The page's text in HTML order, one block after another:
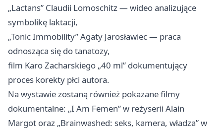
„Lactans” Claudii Lomoschitz — wideo analizujące
symbolikę laktacji,
„Tonic Immobility” Agaty Jarosławiec — praca
odnosząca się do tanatozy,
film Karo Zacharskiego „40 ml” dokumentujący
proces korekty płci autora.
Na wystawie zostaną również pokazane filmy
dokumentalne: „I Am Femen” w reżyserii Alain
Margot oraz „Brainwashed: seks, kamera, władza” w